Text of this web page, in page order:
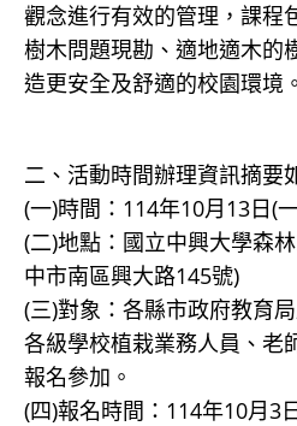
觀念進行有效的管理，課程
樹木問題現勘、適地適木的
造更安全及舒適的校園環境。
二、活動時間辦理資訊摘要
(一)時間：114年10月13日(
(二)地點：國立中興大學森
中市南區興大路145號)
(三)對象：各縣市政府教育
各級學校植栽業務人員、老
報名參加。
(四)報名時間：114年10月3